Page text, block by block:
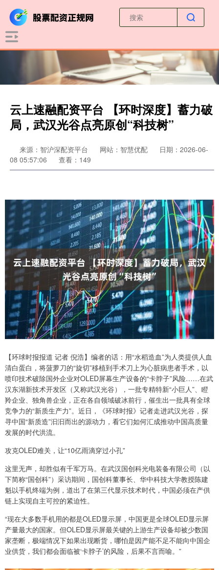
云上速融配资平台 【环时深度】蓄力破
局，武汉光谷点亮原创“科技树”
来源：智沪深配资平台 网站：智慧优配
日期：2026-06-
08 05:57:06
查看：149
【环球时报报道 记者 倪浩】编者的话：用“水稻造血”为人类提供人血
清白蛋白，将菠萝刀的“旋切”移植到手术刀上为心脏病患者手术，以
喷印技术破除国外企业对OLED屏幕生产设备的“卡脖子”风险……在武
汉东湖新技术开发区（又称武汉光谷），一批专精特新“小巨人”、瞪
羚企业、独角兽企业，正在各自领域破冰前行，催生出一批具有全球
竞争力的“新质生产力”。近日，《环球时报》记者走进武汉光谷，探
寻中国“新质造”汩汩而出的源动力，看它们如何汇成推动中国高质量
发展的时代洪流。
攻克OLED难关，让“10亿雨滴穿过小孔”
这里无声，却胜似有千军万马。在武汉国创科光电装备有限公司（以
下简称“国创科”）采访期间，国创科董事长、华中科技大学教授陈建
魁以手机终端为例，道出了在第三代显示技术时代，中国必须在产供
链上实现自主可控的紧迫性。
“现在大多数手机用的都是OLED显示屏，中国更是全球OLED显示屏
产量最大的国家。但OLED显示屏最关键的上游生产设备却被少数国
家垄断，极端情况下如果出现断货，哪怕是因产能不足不能向中国企
业供货，我们都会面临被‘卡脖子’的风险，后果不言而喻。”